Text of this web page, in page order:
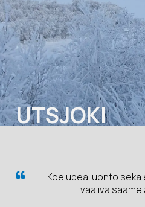
UTSJOKI
Koe upea luonto
vaaliva